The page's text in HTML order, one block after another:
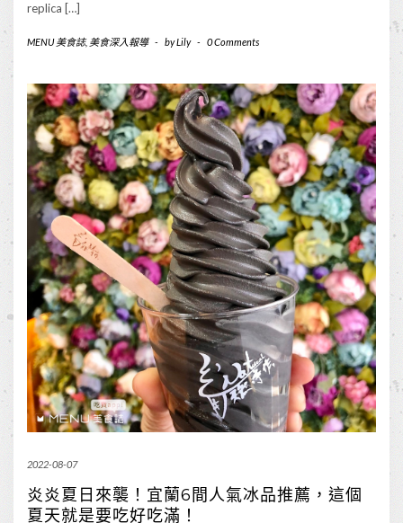
replica […]
MENU 美食誌, 美食深入報導 - byLily - 0 Comments
2022-08-07
炎炎夏日來襲！宜蘭6間人氣冰品推薦，這個
夏天就是要吃好吃滿！